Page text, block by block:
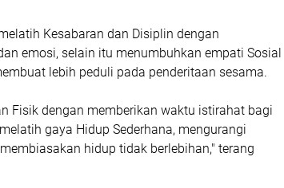
Kesabaran dan Disiplin dengan
emosi, selain itu menumbuhkan empati Sosial
lebih peduli pada penderitaan sesama.
Fisik dengan memberikan waktu istirahat bagi
gaya Hidup Sederhana, mengurangi
hidup tidak berlebihan," terang